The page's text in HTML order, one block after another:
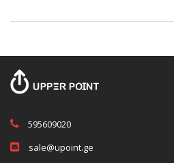
595609020
sale@upoint.ge